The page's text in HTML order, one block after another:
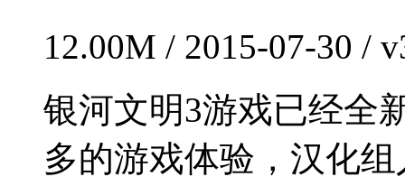
12.00M / 2015-07-30 /
银河文明3游戏已经全
多的游戏体验，汉化